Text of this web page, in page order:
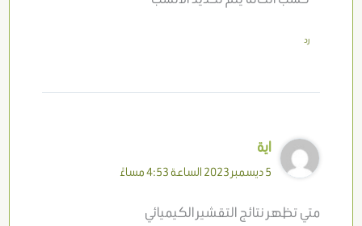
رد
اية
5 ديسمبر 2023 الساعة 4:53 مساءً
متي تظهر نتائج التقشير الكيميائي